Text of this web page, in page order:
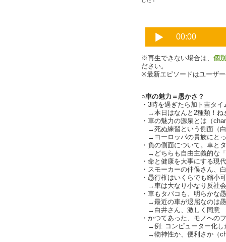
※再生できない場合は、 個
ださい。
※最新エピソードはユーザ
○車の魅力＝愚かさ？
・3時を過ぎたら加ト吉タイ
→本日はなんと2種類！ね
・車の魅力の源泉とは（
→死ぬ練習という側面（
→ヨーロッパの貴族にと
・負の側面について。車と
→どちらも自由主義的な
・命と健康を大事にする現
・スモーカーの仲俣さん、
・愚行権はいくらでも縮小
→車は大なり小なり反社
・車もタバコも、明らかな
→最近の車が退屈なのは
→白井さん、激しく同意
・かつてあった、モノへの
→例: コンピューター化し
→物神性か、便利さか（